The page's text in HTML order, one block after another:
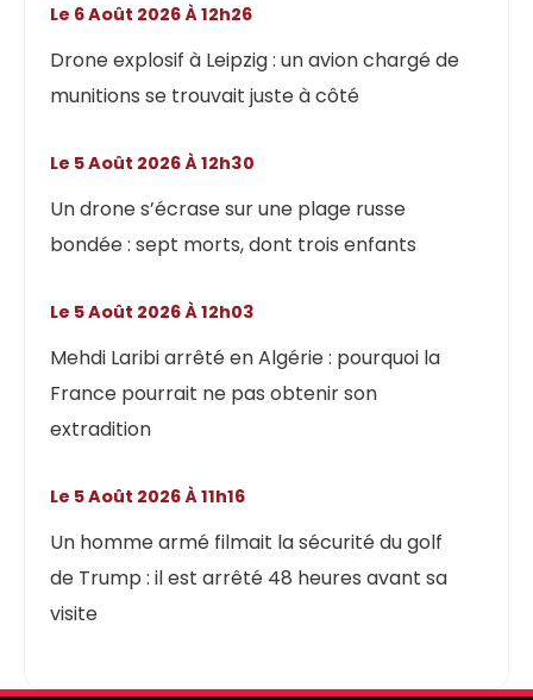
Drone explosif à Leipzig : un avion chargé de
munitions se trouvait juste à côté
Le 6 Août 2026 À 12h26
Un drone s’écrase sur une plage russe
bondée : sept morts, dont trois enfants
Le 5 Août 2026 À 12h30
Mehdi Laribi arrêté en Algérie : pourquoi la
France pourrait ne pas obtenir son
extradition
Le 5 Août 2026 À 12h03
Un homme armé filmait la sécurité du golf
de Trump : il est arrêté 48 heures avant sa
visite
Le 5 Août 2026 À 11h16